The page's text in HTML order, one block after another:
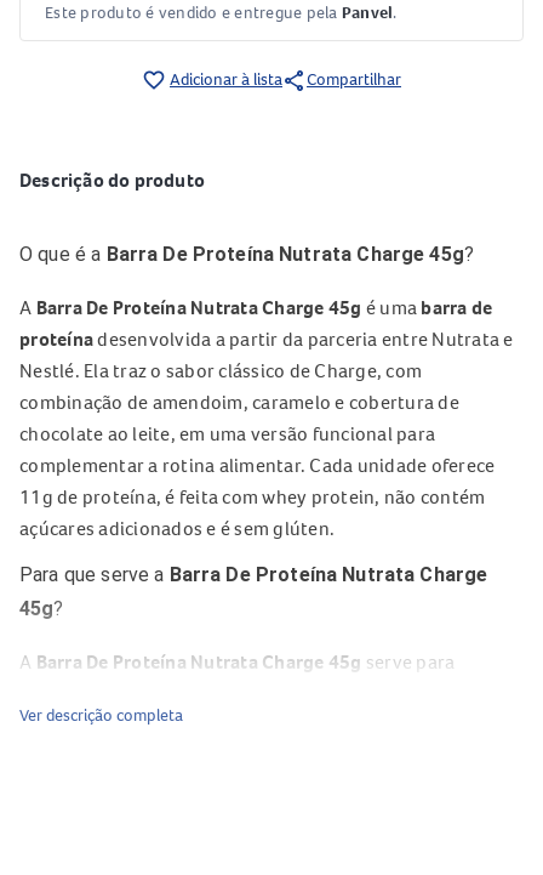
Este produto é vendido e entregue pela Panvel.
favorite_border Adicionar à listashareCompartilhar
Descrição do produto
O que é a Barra De Proteína Nutrata Charge 45g?
A Barra De Proteína Nutrata Charge 45g é uma barra de
proteínadesenvolvida a partir da parceria entre Nutrata e
Nestlé. Ela traz o sabor clássico de Charge, com
combinação de amendoim, caramelo e cobertura de
chocolate ao leite, em uma versão funcional para
complementar a rotina alimentar. Cada unidade oferece
11g de proteína, é feita com whey protein, não contém
açúcares adicionados e é sem glúten.
Para que serve a Barra De Proteína Nutrata Charge
45g?
A Barra De Proteína Nutrata Charge 45g serve para
saborosa. É uma opção para quem busca uma
Ver descrição completa